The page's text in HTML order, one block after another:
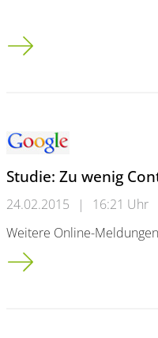
Controlling: Viele
Studie: Zu wenig
24.02.2015 |
16:21 Uhr
Weitere Online-
Studie: Zu wenig